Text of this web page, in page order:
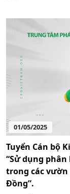
01/05/2025
Tuyển Cán bộ
“Sử dụng
trong các vườn
Đồng”.